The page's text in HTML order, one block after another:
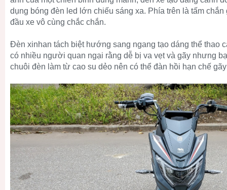
dụng bóng đèn led lớn chiếu sáng xa. Phía trên là tấm
đầu xe vô cùng chắc chắn.
Đèn xinhan tách biệt hướng sang ngang tạo dáng thể thao
có nhiều người quan ngại rằng dễ bị va vẹt và gãy nhưng
chuôi đèn làm từ cao su dẻo nên có thể đàn hồi hạn chế